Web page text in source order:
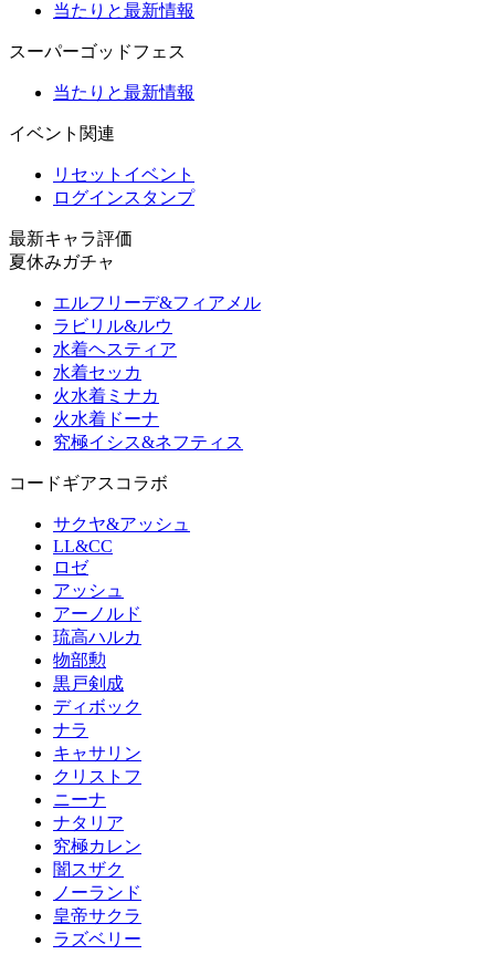
当たりと最新情報
スーパーゴッドフェス
当たりと最新情報
イベント関連
リセットイベント
ログインスタンプ
最新キャラ評価
夏休みガチャ
エルフリーデ&フィアメル
ラビリル&ルウ
水着ヘスティア
水着セッカ
火水着ミナカ
火水着ドーナ
究極イシス&ネフティス
コードギアスコラボ
サクヤ&アッシュ
LL&CC
ロゼ
アッシュ
アーノルド
琉高ハルカ
物部勲
黒戸剣成
ディボック
ナラ
キャサリン
クリストフ
ニーナ
ナタリア
究極カレン
闇スザク
ノーランド
皇帝サクラ
ラズベリー